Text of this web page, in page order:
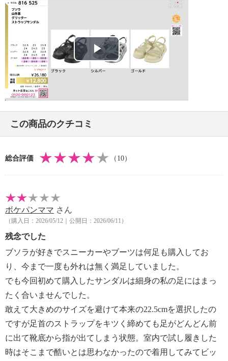
・前側着地点厚み：約３．５ｃｍ
・高低差：約０．５ｃｍ
・片足約２５０ｇ（サイズにより多少の差異あり）
【メンテナンス】
・長時間照射による変退色注意・水や汗などによる色
落ち、色移り注意
・摩擦による色落ち、色移り注意
・装飾部分は衝撃や摩擦により取れる可能性あり
【個体差あり】
【原産国（地）】
・ベトナム製
Play
この商品のクチコミ
総合評価 （10）
ボケパンママ さん
（購入日：2026/05/12｜公開日：2026/06/11）
残念でした
ブソラが好きでスニーカーやブーツは何足も購入してお
り、今まで一度も外れは無く満足していました。
でも今回初めて購入したサンダルは細身の私の足にはまっ
たく合いませんでした。
敢えて大きめのサイズを避けて本来の22.5cmを選択したの
ですが足首のストラップをキツく締めても足がどんどん前
に出て靴底から指が出てしまう状態。室内で試し履きした
時はそこまで酷いとは思わなかったので着用してみてビッ